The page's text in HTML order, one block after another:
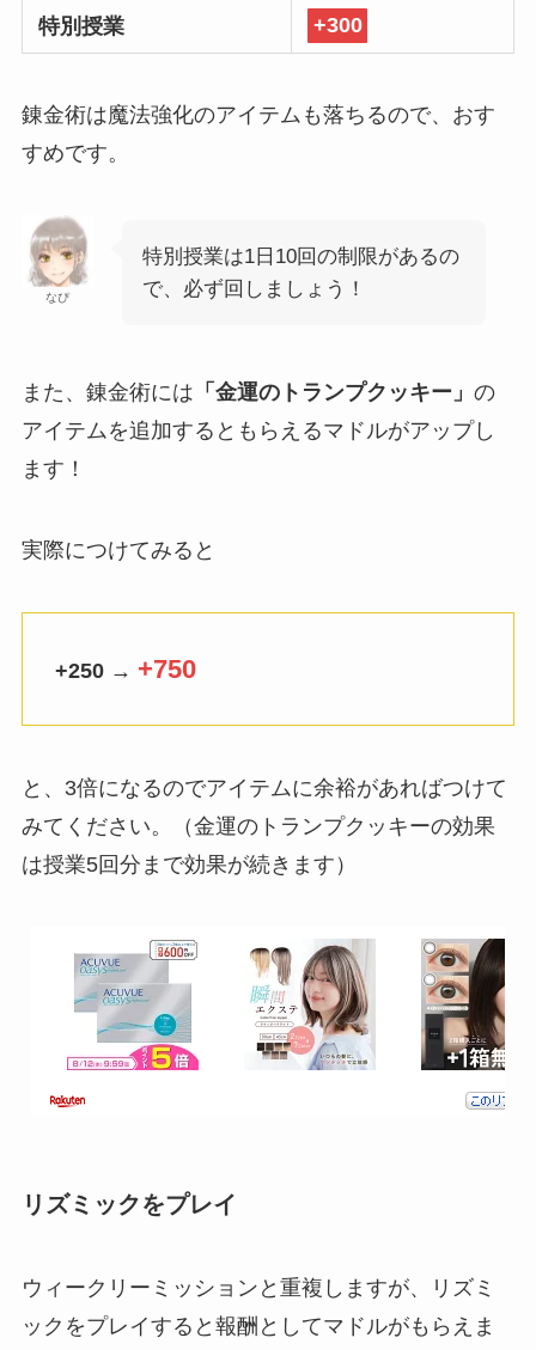
特別授業 +300
錬金術は魔法強化のアイテムも落ちるので、おす
すめです。
なぴ
特別授業は1日10回の制限があるの
で、必ず回しましょう！
また、錬金術には 「金運のトランプクッキー」 の
アイテムを追加するともらえるマドルがアップし
ます！
実際につけてみると
+250 → +750
と、3倍になるのでアイテムに余裕があればつけて
みてください。（金運のトランプクッキーの効果
は授業5回分まで効果が続きます）
リズミックをプレイ
ウィークリーミッションと重複しますが、リズミ
ックをプレイすると報酬としてマドルがもらえま